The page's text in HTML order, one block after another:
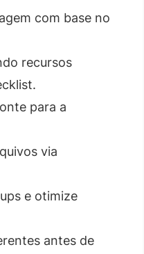
com base no
recursos
para a
via
e otimize
antes de